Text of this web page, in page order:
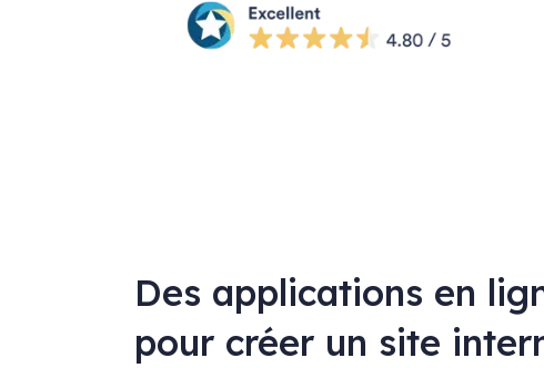
Des applications en
pour créer un site